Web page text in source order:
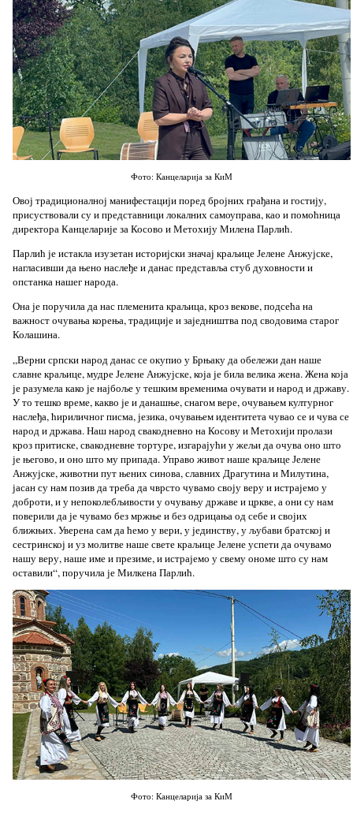
Фото: Канцеларија за КиМ
Овој традиционалној манифестацији поред бројних грађана и гостију,
присуствовали су и представници локалних самоуправа, као и помоћница
директора Канцеларије за Косово и Метохију Милена Парлић.
Парлић је истакла изузетан историјски значај краљице Јелене Анжујске,
нагласивши да њено наслеђе и данас представља стуб духовности и
опстанка нашег народа.
Она је поручила да нас племенита краљица, кроз векове, подсећа на
важност очувања корења, традиције и заједништва под сводовима старог
Колашина.
„Верни српски народ данас се окупио у Брњаку да обележи дан наше
славне краљице, мудре Јелене Анжујске, која је била велика жена. Жена која
је разумела како је најбоље у тешким временима очувати и народ и државу.
У то тешко време, какво је и данашње, снагом вере, очувањем културног
наслеђа, ћириличног писма, језика, очувањем идентитета чувао се и чува се
народ и држава. Наш народ свакодневно на Косову и Метохији пролази
кроз притиске, свакодневне тортуре, изгарајући у жељи да очува оно што
је његово, и оно што му припада. Управо живот наше краљице Јелене
Анжујске, животни пут њених синова, славних Драгутина и Милутина,
јасан су нам позив да треба да чврсто чувамо своју веру и истрајемо у
доброти, и у непоколебљивости у очувању државе и цркве, а они су нам
поверили да је чувамо без мржње и без одрицања од себе и својих
ближњих. Уверена сам да ћемо у вери, у јединству, у љубави братској и
сестринској и уз молитве наше свете краљице Јелене успети да очувамо
нашу веру, наше име и презиме, и истрајемо у свему ономе што су нам
оставили“, поручила је Милкена Парлић.
Фото: Канцеларија за КиМ